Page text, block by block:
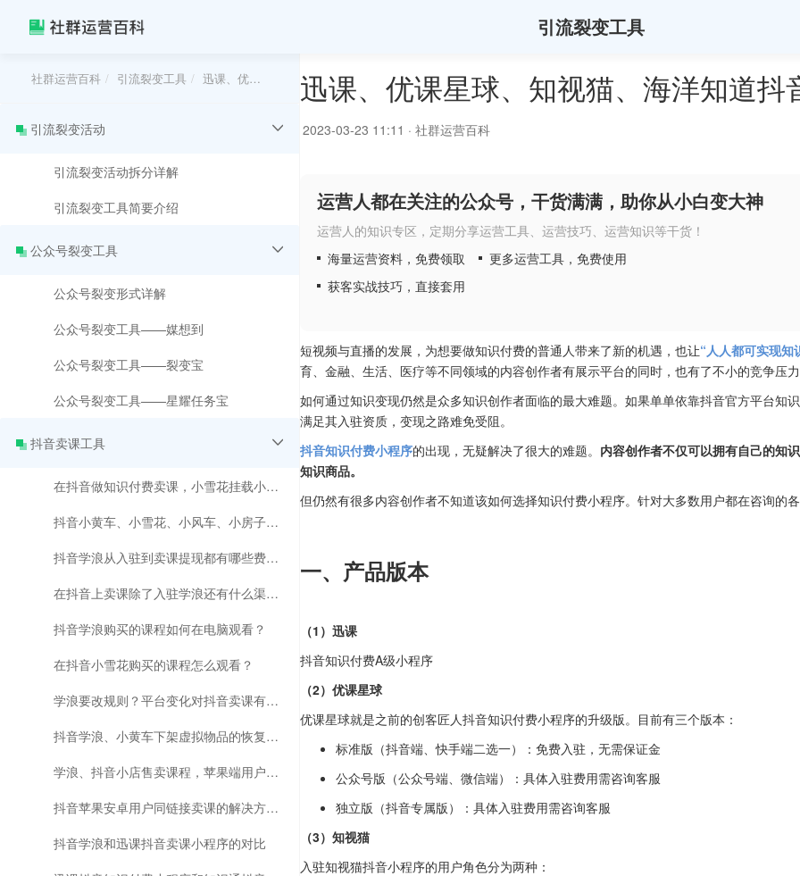
引流裂变工具
社群运营百科 引流裂变工具 迅课、优课星球、知视猫、海洋知道抖音知识付费小程序对比分析
引流裂变活动
引流裂变活动拆分详解
引流裂变工具简要介绍
公众号裂变工具
公众号裂变形式详解
公众号裂变工具——媒想到
公众号裂变工具——裂变宝
公众号裂变工具——星耀任务宝
抖音卖课工具
在抖音做知识付费卖课，小雪花挂载小程序课程更有优势？
抖音小黄车、小雪花、小风车、小房子到底有啥区别 ？
抖音学浪从入驻到卖课提现都有哪些费用？
在抖音上卖课除了入驻学浪还有什么渠道？
抖音学浪购买的课程如何在电脑观看？
在抖音小雪花购买的课程怎么观看？
学浪要改规则？平台变化对抖音卖课有影响吗？
抖音学浪、小黄车下架虚拟物品的恢复时间和解决方法来了
学浪、抖音小店售卖课程，苹果端用户无法在抖音购课的解决方法来了
抖音苹果安卓用户同链接卖课的解决方法，无需发货！
抖音学浪和迅课抖音卖课小程序的对比
迅课、优课星球、知视猫、海洋知道
2023-03-23 11:11 · 社群运营百科
运营人都在关注的公众号，干货满满，助你从小白变大神
运营人的知识专区，定期分享运营工具、运营技巧、运营知识等干货！
海量运营资料，免费领取
更多运营工具，免费使用
获客实战技巧，直接套用
短视频与直播的发展，为想要做知识付费的普通人带来了新的机遇，也让“人人都可实现知
育、金融、生活、医疗等不同领域的内容创作者有展示平台的同时，也有了不小的竞争压
如何通过知识变现仍然是众多知识创作者面临的最大难题。如果单单依靠抖音官方平台
满足其入驻资质，变现之路难免受阻。
抖音知识付费小程序的出现，无疑解决了很大的难题。 内容创作者不仅可以拥有自己的知
知识商品。
但仍然有很多内容创作者不知道该如何选择知识付费小程序。针对大多数用户都在咨询的
一、产品版本
（1）迅课
抖音知识付费A级小程序
（2）优课星球
优课星球就是之前的创客匠人抖音知识付费小程序的升级版。目前有三个版本：
标准版（抖音端、快手端二选一）：免费入驻，无需保证金
公众号版（公众号端、微信端）：具体入驻费用需咨询客服
独立版（抖音专属版）：具体入驻费用需咨询客服
（3）知视猫
入驻知视猫抖音小程序的用户角色分为两种：